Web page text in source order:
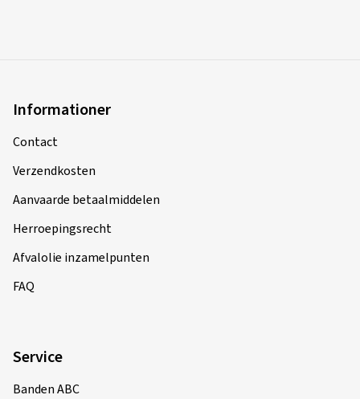
Informationer
Contact
Verzendkosten
Aanvaarde betaalmiddelen
Herroepingsrecht
Afvalolie inzamelpunten
FAQ
Service
Banden ABC